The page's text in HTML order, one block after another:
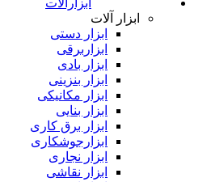
ابزارآلات
ابزار آلات
ابزار دستی
ابزاربرقی
ابزار بادی
ابزار بنزینی
ابزار مکانیکی
ابزار بنایی
ابزار برق کاری
ابزارجوشکاری
ابزار نجاری
ابزار نقاشی